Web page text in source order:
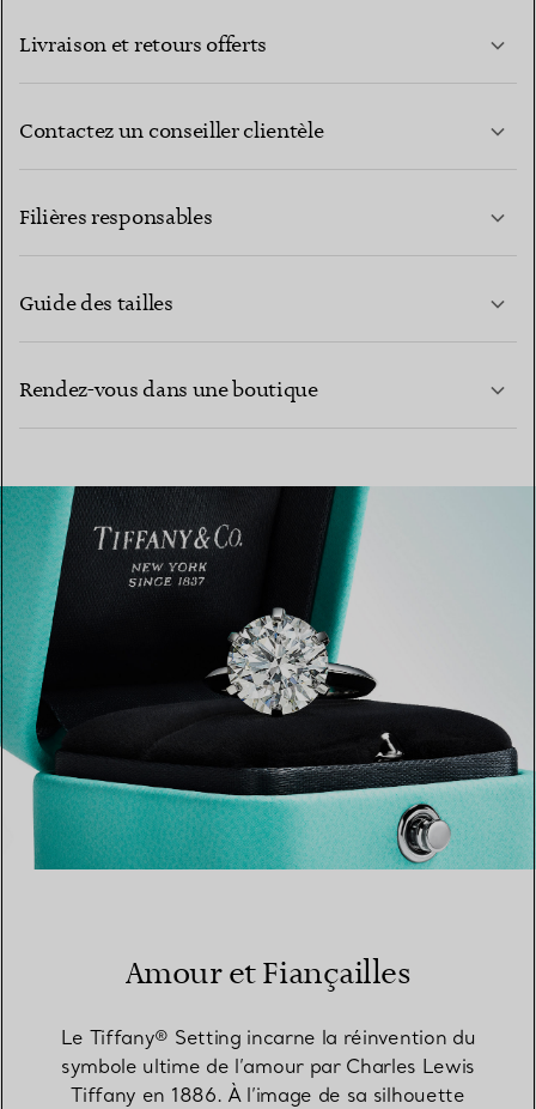
Livraison et retours offerts
Contactez un conseiller clientèle
Filières responsables
Guide des tailles
Rendez-vous dans une boutique
TROUVEZ LA BOUTIQUE LA PLUS PROCHE
Amour et Fiançailles
Le Tiffany® Setting incarne la réinvention du
symbole ultime de l’amour par Charles Lewis
Tiffany en 1886. À l’image de sa silhouette